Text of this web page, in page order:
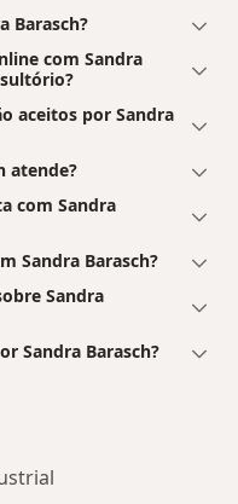
Barasch?
com Sandra
aceitos por Sandra
atende?
com Sandra
Sandra Barasch?
Sandra
Sandra Barasch?